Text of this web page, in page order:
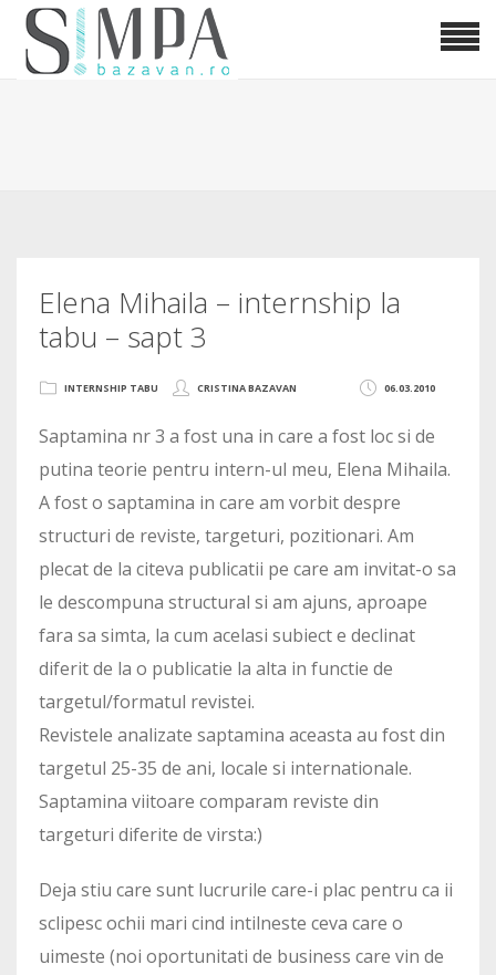
Elena Mihaila – internship la
tabu – sapt 3
06.03.2010
INTERNSHIP TABU CRISTINA BAZAVAN
Saptamina nr 3 a fost una in care a fost loc si de
putina teorie pentru intern-ul meu, Elena Mihaila.
A fost o saptamina in care am vorbit despre
structuri de reviste, targeturi, pozitionari. Am
plecat de la citeva publicatii pe care am invitat-o sa
le descompuna structural si am ajuns, aproape
fara sa simta, la cum acelasi subiect e declinat
diferit de la o publicatie la alta in functie de
targetul/formatul revistei.
Revistele analizate saptamina aceasta au fost din
targetul 25-35 de ani, locale si internationale.
Saptamina viitoare comparam reviste din
targeturi diferite de virsta:)
Deja stiu care sunt lucrurile care-i plac pentru ca ii
sclipesc ochii mari cind intilneste ceva care o
uimeste (noi oportunitati de business care vin de